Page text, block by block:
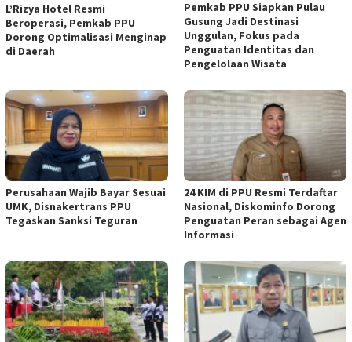
L’Rizya Hotel Resmi
Beroperasi, Pemkab PPU
Dorong Optimalisasi Menginap
di Daerah
Pemkab PPU Siapkan Pulau
Gusung Jadi Destinasi
Unggulan, Fokus pada
Penguatan Identitas dan
Pengelolaan Wisata
Perusahaan Wajib Bayar Sesuai
UMK, Disnakertrans PPU
Tegaskan Sanksi Teguran
24 KIM di PPU Resmi Terdaftar
Nasional, Diskominfo Dorong
Penguatan Peran sebagai Agen
Informasi